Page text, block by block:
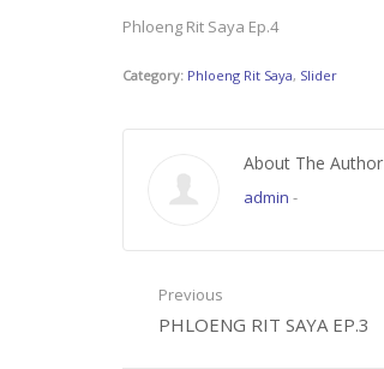
Phloeng Rit Saya Ep.4
Category: Phloeng Rit Saya, Slider
About The Author
admin -
Previous
PHLOENG RIT SAYA EP.3